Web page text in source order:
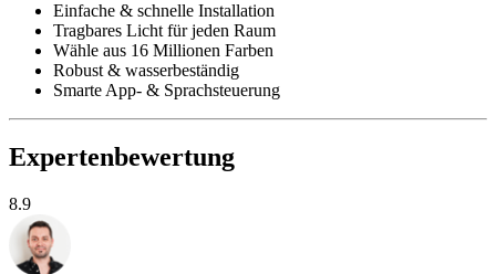
Einfache & schnelle Installation
Tragbares Licht für jeden Raum
Wähle aus 16 Millionen Farben
Robust & wasserbeständig
Smarte App- & Sprachsteuerung
Expertenbewertung
8.9